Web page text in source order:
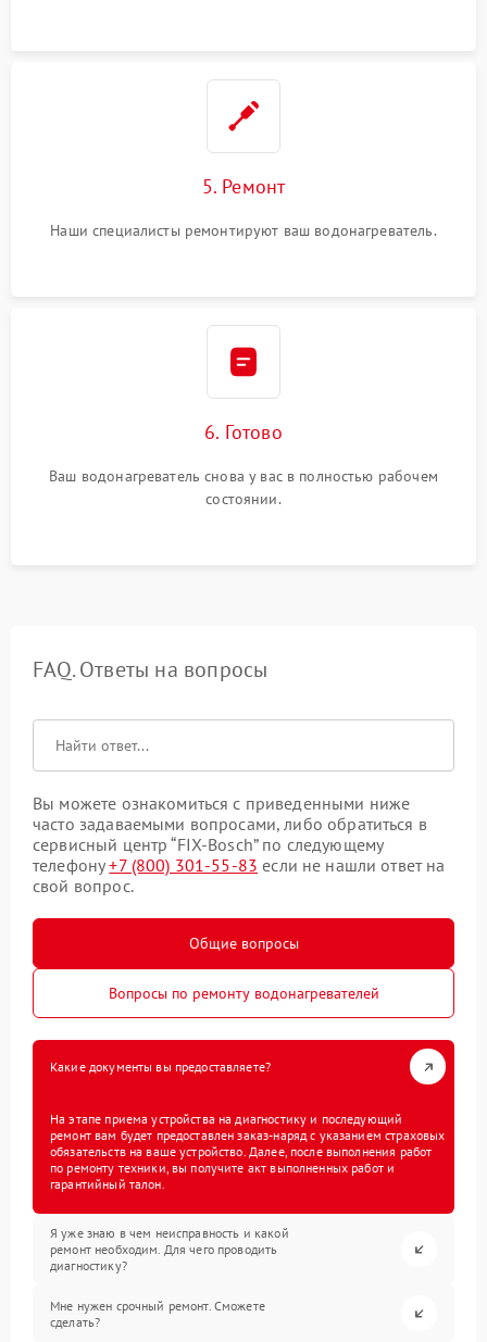
5. Ремонт
Наши специалисты ремонтируют ваш водонагреватель.
6. Готово
Ваш водонагреватель снова у вас в полностью рабочем
состоянии.
FAQ. Ответы на вопросы
Вы можете ознакомиться с приведенными ниже
часто задаваемыми вопросами, либо обратиться в
сервисный центр “FIX-Bosch” по следующему
телефону+7 (800) 301-55-83 если не нашли ответ на
свой вопрос.
Общие вопросы
Вопросы по ремонту водонагревателей
Какие документы вы предоставляете?
На этапе приема устройства на диагностику и последующий
ремонт вам будет предоставлен заказ-наряд с указанием страховых
обязательств на ваше устройство. Далее, после выполнения работ
по ремонту техники, вы получите акт выполненных работ и
гарантийный талон.
Я уже знаю в чем неисправность и какой
ремонт необходим. Для чего проводить
диагностику?
Мне нужен срочный ремонт. Сможете
сделать?